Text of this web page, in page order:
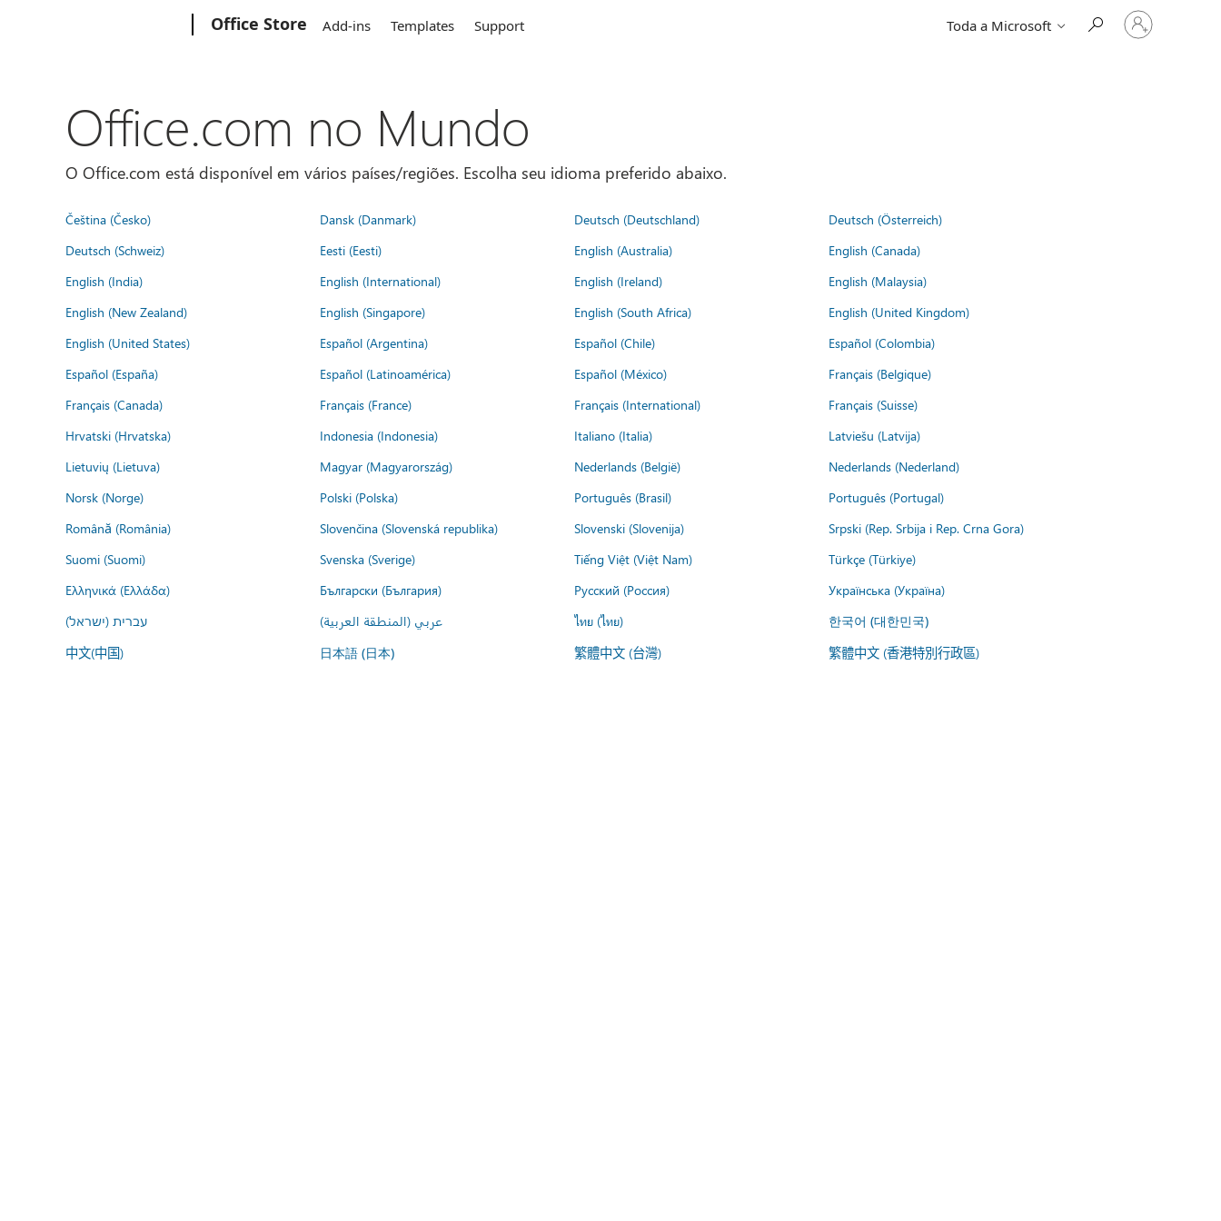
Office Store Add-ins Templates Support Toda a Microsoft
Entre
em
sua
Office.com no Mundo
O Office.com está disponível em vários países/regiões. Escolha seu idioma preferido abaixo.
Čeština (Česko) Dansk (Danmark) Deutsch (Deutschland)
Deutsch (Österreich)
Deutsch (Schweiz)
Eesti (Eesti) English (Australia)
English (Canada)
English (India)
English (International) English (Ireland)
English (Malaysia)
English (New Zealand)
English (Singapore) English (South Africa)
English (United Kingdom)
English (United States)
Español (Argentina) Español (Chile)
Español (Colombia)
Español (España)
Español (Latinoamérica) Español (México)
Français (Belgique)
Français (Canada)
Français (France) Français (International)
Français (Suisse)
Hrvatski (Hrvatska)
Indonesia (Indonesia) Italiano (Italia)
Latviešu (Latvija)
Lietuvių (Lietuva)
Magyar (Magyarország) Nederlands (België)
Nederlands (Nederland)
Norsk (Norge)
Polski (Polska) Português (Brasil)
Português (Portugal)
Română (România)
Slovenčina (Slovenská republika) Slovenski (Slovenija)
Srpski (Rep. Srbija i Rep. Crna Gora)
Suomi (Suomi)
Svenska (Sverige) Tiếng Việt (Việt Nam)
Türkçe (Türkiye)
Ελληνικά (Ελλάδα)
Български (България) Русский (Россия)
Українська (Україна)
עברית (ישראל)
عربي (المنطقة العربية) ไทย (ไทย) 한국어 (대한민국)
中文(中国) 日本語 (日本) 繁體中文 (台灣) 繁體中文 (香港特別行政區)